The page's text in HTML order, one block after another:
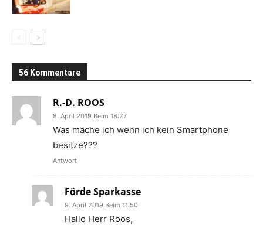
56 Kommentare
R.-D. ROOS
8. April 2019 Beim 18:27
Was mache ich wenn ich kein Smartphone
besitze???
Antwort
Förde Sparkasse
9. April 2019 Beim 11:50
Hallo Herr Roos,